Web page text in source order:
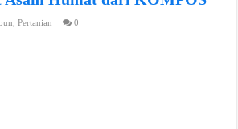
,Pertanian 0